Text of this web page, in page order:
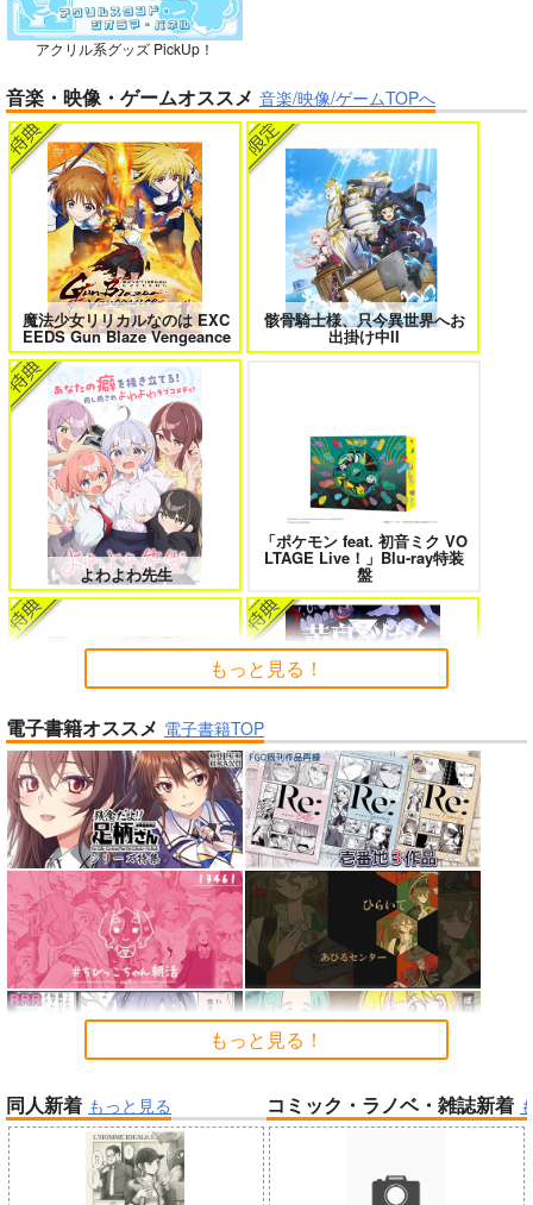
BLUE nankaAkanjin
oOMNIBUS
ハイパーソニックソウ
3,025円（税込）
Fate/Grand Order
アルジュナ
カルナ
サンプル
カート
英雄戦記～ 10
ボクの理想の異世界生活 転生したら
ケモ耳娘だらけの世界でハーレムに
3
異世界から来た君と共に過ごす日常
2
＃ラブコメ好きとこっそり繋がりた
い
女友達は頼めば意外とヤらせてくれ
る 8
HELL’o WORK！～賽の河原で積石
を崩すだけの簡単なお仕事って聞い
たのに～
よくある令嬢転生だと思ったのに 5
孤独だった国民的美少女の妹を一晩
泊めたら懐かれた
人狼機ウィンヴルガ ー叛逆篇ー 5
魔王マーラ煩悩学園 ～勇者、教師に 時々ボソッとロシア語でデレる勇者
のアーリャさん
帝国機神ヴォルカミオン 2 ふかふかダンジョン攻略記 19
アクリル系グッズ PickUp！
音楽・映像・ゲームオススメ 音楽/映像/ゲームTOPへ
魔法少女リリカルなのは EXC
EEDS Gun Blaze Vengeance
骸骨騎士様、只今異世界へお
出掛け中II
よわよわ先生
「ポケモン feat. 初音ミク VO
LTAGE Live！」Blu-ray特装
盤
Peachful Story(通常盤)/桃鈴
ねね 黄泉のツガイ
「少女☆歌劇 レヴュースタァ
ライト」スペシャルライブ “St
arry Horizon” Blu-ray(初回限
もっと見る！
電子書籍オススメ 電子書籍TOP
もっと見る！
同人新着 もっと見る コミック・ラノベ・雑誌新着